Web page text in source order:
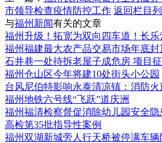
市领导检查疫情防控工作 返回栏目
与福州新闻有关的文章
福州升级！拓宽为双向四车道！长
福州福建最大农产品交易市场年底封
石井巷一处待拆老屋子成危房 项目
福州仓山区今年将建10处街头小公园
台风尼伯特影响永泰清凉镇：消防火
福州地铁六号线“飞跃”道庆洲
福州福清检察督促消除幼儿园安全
高检第35批指导性案例
福州双湖新城旁人行天桥被停满车辆